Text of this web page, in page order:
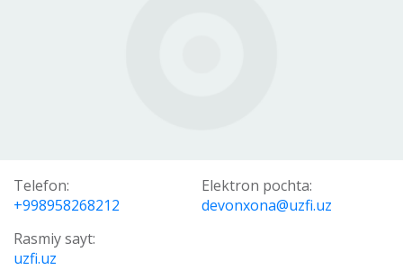
Telefon:
+998958268212
Elektron pochta:
devonxona@uzfi.uz
Rasmiy sayt:
uzfi.uz